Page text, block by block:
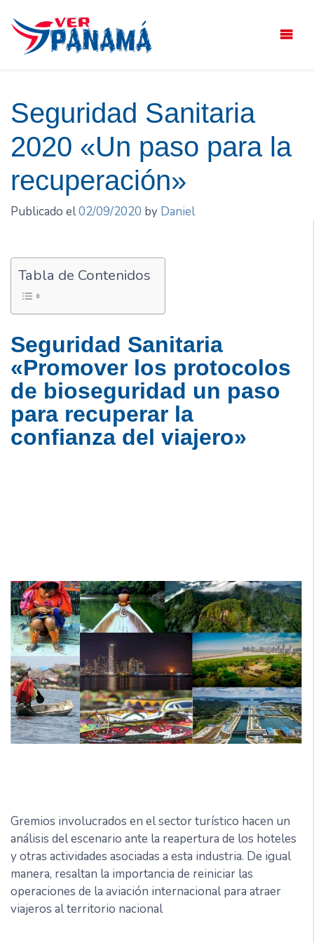
contenido
Seguridad Sanitaria
2020 «Un paso para la
recuperación»
Publicado el02/09/2020 by Daniel
Tabla de Contenidos
Seguridad Sanitaria
«Promover los protocolos
de bioseguridad un paso
para recuperar la
confianza del viajero»
Gremios involucrados en el sector turístico hacen un
análisis del escenario ante la reapertura de los hoteles
y otras actividades asociadas a esta industria. De igual
manera, resaltan la importancia de reiniciar las
operaciones de la aviación internacional para atraer
viajeros al territorio nacional